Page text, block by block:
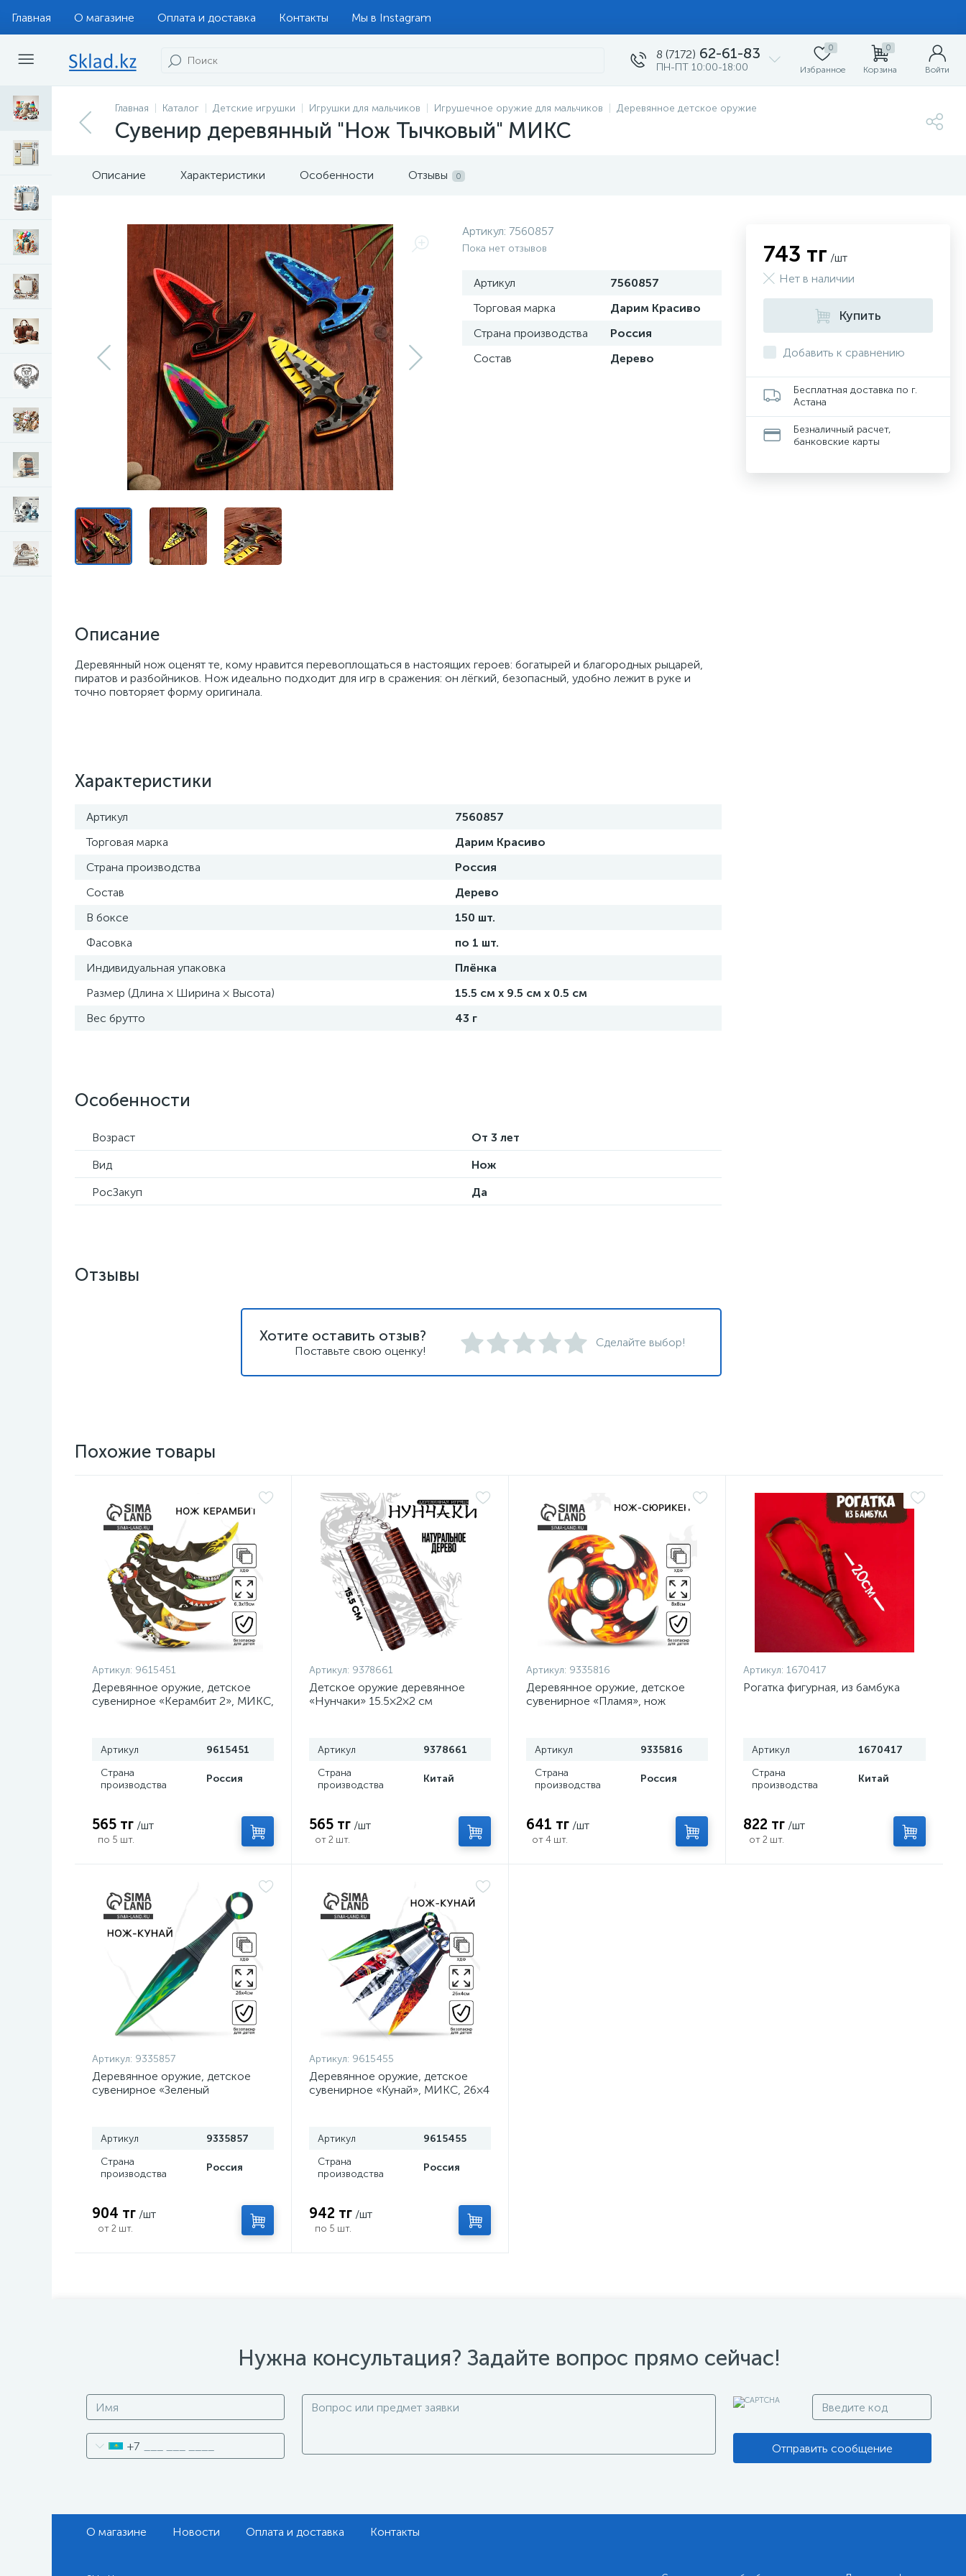
Главная О магазине Оплата и доставка Контакты Мы в Instagram
8 (7172) 62-61-83
ПН-ПТ 10:00-18:00
0
Избранное
0
Корзина Войти
Главная Каталог Детские игрушки Игрушки для мальчиков Игрушечное оружие для мальчиков Деревянное детское оружие
Сувенир деревянный "Нож Тычковый" МИКС
Описание Характеристики Особенности Отзывы 0
Артикул: 7560857
Пока нет отзывов
Артикул
7560857
Торговая марка
Дарим Красиво
Страна производства
Россия
Состав
Дерево
Описание
Деревянный нож оценят те, кому нравится перевоплощаться в настоящих героев: богатырей и благородных рыцарей,
пиратов и разбойников. Нож идеально подходит для игр в сражения: он лёгкий, безопасный, удобно лежит в руке и
точно повторяет форму оригинала.
Характеристики
Артикул
7560857
Торговая марка
Дарим Красиво
Страна производства
Россия
Состав
Дерево
В боксе
150 шт.
Фасовка
по 1 шт.
Индивидуальная упаковка
Плёнка
Размер (Длина × Ширина × Высота)
15.5 см х 9.5 см х 0.5 см
Вес брутто
43 г
Особенности
Возраст
От 3 лет
Вид
Нож
РосЗакуп
Да
743 тг /шт
Нет в наличии
Купить
Добавить к сравнению
Бесплатная доставка по г.
Астана
Безналичный расчет,
банковские карты
Отзывы
Хотите оставить отзыв?
Поставьте свою оценку!
Сделайте выбор!
Похожие товары
Артикул: 9615451
Деревянное оружие, детское
сувенирное «Керамбит 2», МИКС,
Артикул
9615451
Страна
производства
Россия
565 тг /шт
по 5 шт.
Артикул: 9378661
Детское оружие деревянное
«Нунчаки» 15.5×2×2 см
Артикул
9378661
Страна
производства
Китай
565 тг /шт
от 2 шт.
Артикул: 9335816
Деревянное оружие, детское
сувенирное «Пламя», нож
Артикул
9335816
Страна
производства
Россия
641 тг /шт
от 4 шт.
Артикул: 1670417
Рогатка фигурная, из бамбука
Артикул
1670417
Страна
производства
Китай
822 тг /шт
от 2 шт.
Артикул: 9335857
Деревянное оружие, детское
сувенирное «Зеленый
Артикул
9335857
Страна
производства
Россия
904 тг /шт
от 2 шт.
Артикул: 9615455
Деревянное оружие, детское
сувенирное «Кунай», МИКС, 26×4
Артикул
9615455
Страна
производства
Россия
942 тг /шт
по 5 шт.
Нужна консультация? Задайте вопрос прямо сейчас!
+7 Отправить сообщение
О магазине Новости Оплата и доставка Контакты